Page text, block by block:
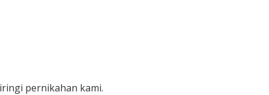
pernikahan kami.